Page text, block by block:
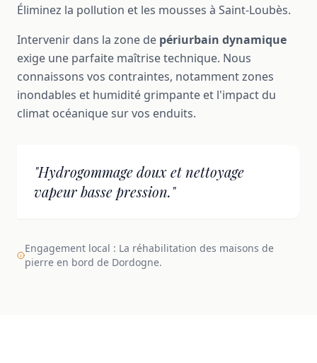
Éliminez la pollution et les mousses à Saint-Loubès.
Intervenir dans la zone de périurbain dynamique
exige une parfaite maîtrise technique. Nous
connaissons vos contraintes, notamment zones
inondables et humidité grimpante et l'impact du
climat océanique sur vos enduits.
"Hydrogommage doux et nettoyage
vapeur basse pression."
Engagement local : La réhabilitation des maisons de
pierre en bord de Dordogne.